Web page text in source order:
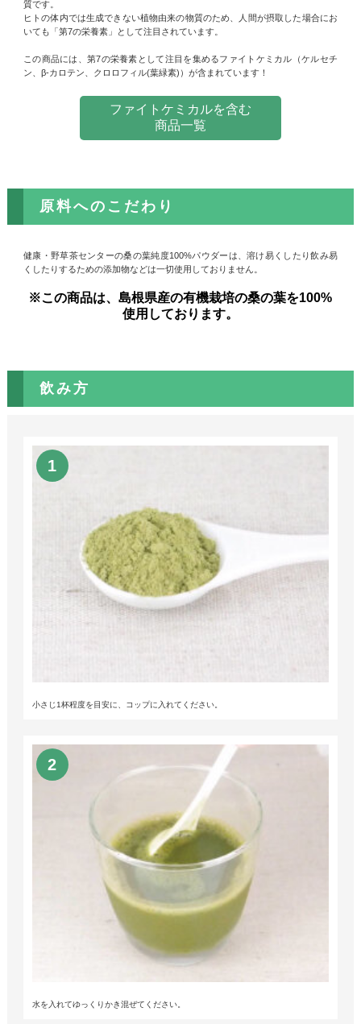
質です。
ヒトの体内では生成できない植物由来の物質のため、人間が摂取した場合にお
いても「第7の栄養素」として注目されています。
この商品には、第7の栄養素として注目を集めるファイトケミカル（ケルセチ
ン、β-カロテン、クロロフィル(葉緑素)）が含まれています！
ファイトケミカルを含む
商品一覧
原料へのこだわり
健康・野草茶センターの桑の葉純度100%パウダーは、溶け易くしたり飲み易
くしたりするための添加物などは一切使用しておりません。
※この商品は、島根県産の有機栽培の桑の葉を100%
使用しております。
飲み方
小さじ1杯程度を目安に、コップに入れてください。
水を入れてゆっくりかき混ぜてください。